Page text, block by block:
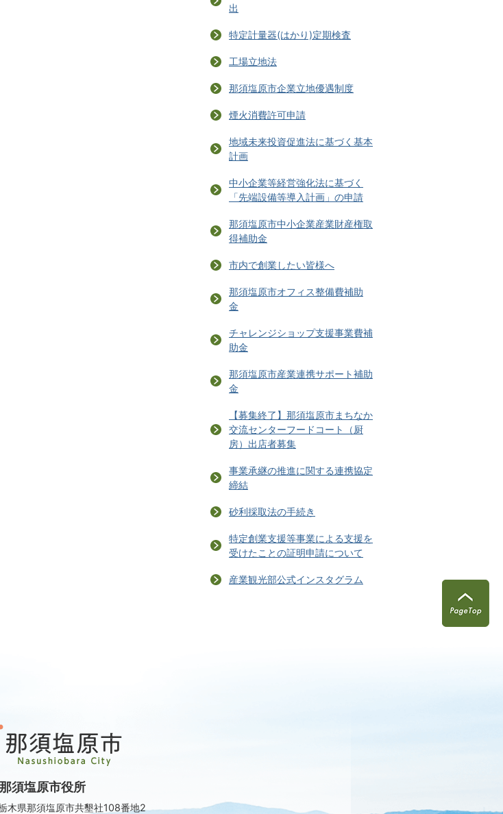
出
特定計量器(はかり)定期検査
工場立地法
那須塩原市企業立地優遇制度
煙火消費許可申請
地域未来投資促進法に基づく基本
計画
中小企業等経営強化法に基づく
「先端設備等導入計画」の申請
那須塩原市中小企業産業財産権取
得補助金
市内で創業したい皆様へ
那須塩原市オフィス整備費補助
金
チャレンジショップ支援事業費補
助金
那須塩原市産業連携サポート補助
金
【募集終了】那須塩原市まちなか
交流センターフードコート（厨
房）出店者募集
事業承継の推進に関する連携協定
締結
砂利採取法の手続き
特定創業支援等事業による支援を
受けたことの証明申請について
産業観光部公式インスタグラム
那須塩原市役所
木県那須塩原市共墾社108番地2